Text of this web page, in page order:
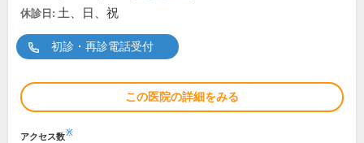
休診日: 土、日、祝
初診・再診電話受付
この医院の詳細をみる
アクセス数※